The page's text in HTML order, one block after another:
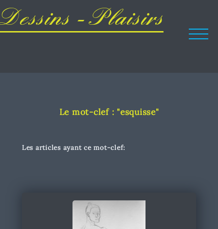
Dessins - Plaisirs
Le mot-clef : "esquisse"
Les articles ayant ce mot-clef: